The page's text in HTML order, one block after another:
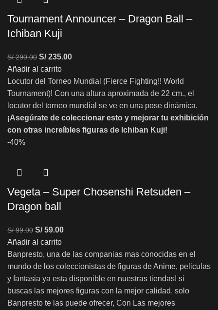
Tournament Announcer – Dragon Ball –
Ichiban Kuji
S/290.00 S/235.00
Añadir al carrito
Locutor del Torneo Mundial (Fierce Fighting!! World
Tournament)! Con una altura aproximada de 22 cm., el
locutor del torneo mundial se ve en una pose dinámica.
¡Asegúrate de coleccionar esto y mejorar tu exhibición
con otras increíbles figuras de Ichiban Kuji!
-40%
Vegeta – Super Chosenshi Retsuden –
Dragon ball
S/99.00 S/59.00
Añadir al carrito
Banpresto, una de las companias mas conocidas en el
mundo de los coleccionistas de figuras de Anime, peliculas
y fantasia ya esta disponible en nuestras tiendas! si
buscas las mejores figuras con la mejor calidad, solo
Banpresto te las puede ofrecer, Con Las mejores